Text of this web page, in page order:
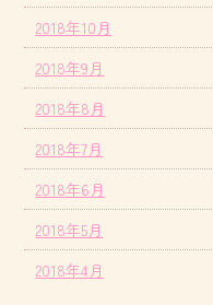
2018年10月
2018年9月
2018年8月
2018年7月
2018年6月
2018年5月
2018年4月